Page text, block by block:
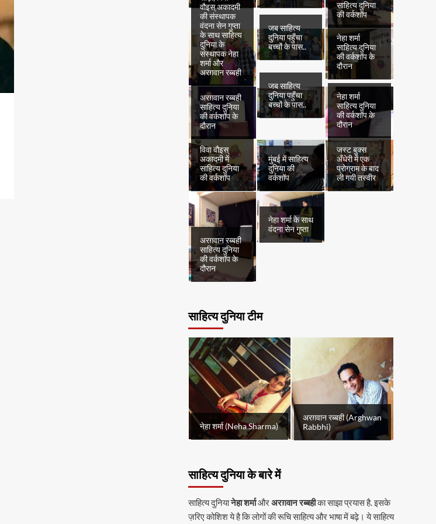
साहित्य दुनिया
की वर्कशॉप
वौइस् अकादमी
की संस्थापक
वंदना सेन गुप्ता
के साथ साहित्य
दुनिया के
संस्थापक नेहा
शर्मा और
अरग़वान रब्बही
जब साहित्य
दुनिया पहुँचा
बच्चों के पास..
नेहा शर्मा
साहित्य दुनिया
की वर्कशॉप के
दौरान
अरग़वान रब्बही
साहित्य दुनिया
की वर्कशॉप के
दौरान
जब साहित्य
दुनिया पहुँचा
बच्चों के पास..
नेहा शर्मा
साहित्य दुनिया
की वर्कशॉप के
दौरान
विवा वौइस्
अकादमी में
साहित्य दुनिया
की वर्कशॉप
मुंबई में साहित्य
दुनिया की
वर्कशॉप
जस्ट बुक्स
अँधेरी में एक
प्रोग्राम के बाद
ली गयी तस्वीर
अरग़वान रब्बही
साहित्य दुनिया
की वर्कशॉप के
दौरान
नेहा शर्मा के साथ
वंदना सेन गुप्ता
साहित्य दुनिया टीम
नेहा शर्मा (Neha Sharma)
अरग़वान रब्बही (Arghwan
Rabbhi)
साहित्य दुनिया के बारे में
साहित्य दुनियानेहा शर्माऔरअरग़वान रब्बहीका साझा प्रयास है. इसके
ज़रिए कोशिश ये है कि लोगों की रूचि साहित्य और भाषा में बढ़े। ये साहित्य